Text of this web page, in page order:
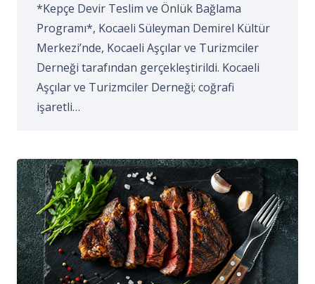
*Kepçe Devir Teslim ve Önlük Bağlama
Programı*, Kocaeli Süleyman Demirel Kültür
Merkezi’nde, Kocaeli Aşçılar ve Turizmciler
Derneği tarafından gerçekleştirildi. Kocaeli
Aşçılar ve Turizmciler Derneği; coğrafi
işaretli…